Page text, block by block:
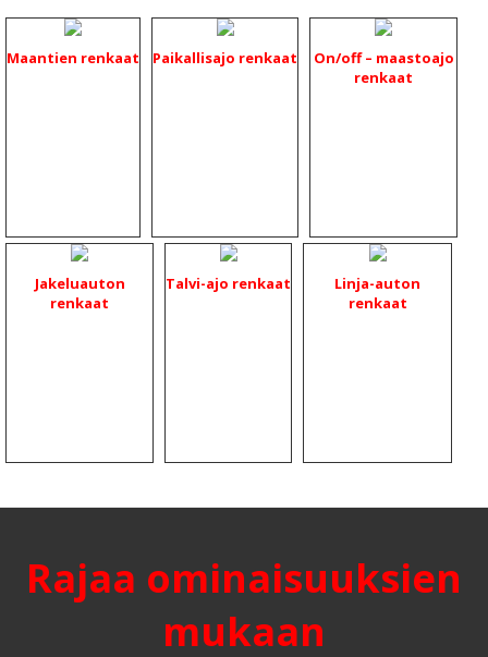
Maantien renkaat Paikallisajo renkaat
On/off – maastoajo
renkaat
Jakeluauton
renkaat
Talvi-ajo renkaat
Linja-auton
renkaat
Rajaa ominaisuuksien
mukaan